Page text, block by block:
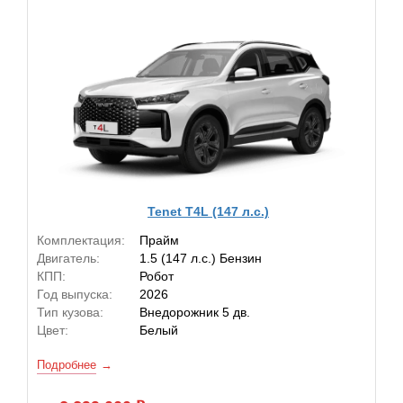
Tenet T4L (147 л.с.)
Комплектация:
Прайм
Двигатель:
1.5 (147 л.с.) Бензин
КПП:
Робот
Год выпуска:
2026
Тип кузова:
Внедорожник 5 дв.
Цвет:
Белый
Подробнее